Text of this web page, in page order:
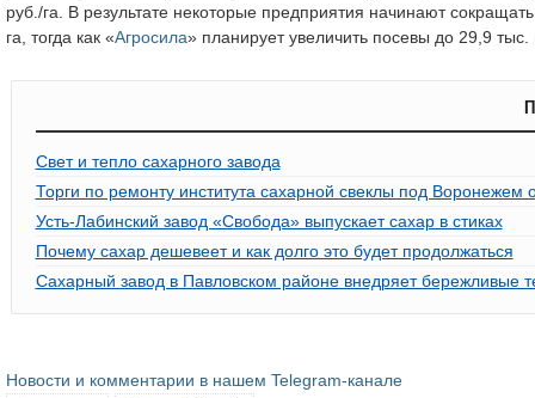
руб./га. В результате некоторые предприятия начинают
га, тогда как «Агросила» планирует увеличить посевы до 29,9
Свет и тепло сахарного завода
Торги по ремонту института сахарной свеклы под Воронежем
Усть-Лабинский завод «Свобода» выпускает сахар в стиках
Почему сахар дешевеет и как долго это будет продолжаться
Сахарный завод в Павловском районе внедряет бережливые
Новости и комментарии в нашем Telegram-канале